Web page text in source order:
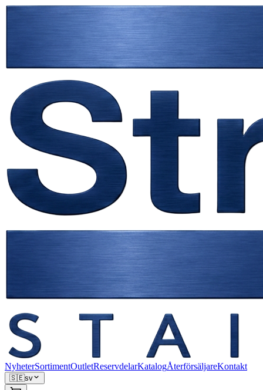
NyheterSortimentOutletReservdelarKatalogÅterförsäljareKontakt
🇸🇪sv